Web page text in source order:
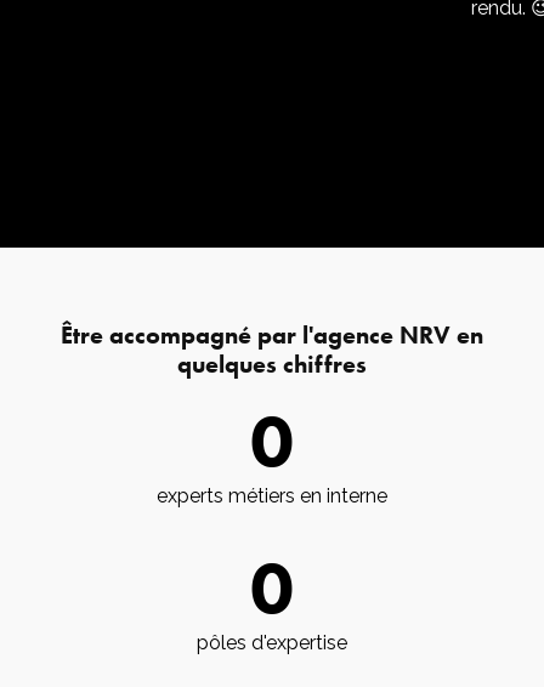
rendu.
Être accompagné par l'agence NRV en
quelques chiffres
0
experts métiers en interne
0
pôles d'expertise